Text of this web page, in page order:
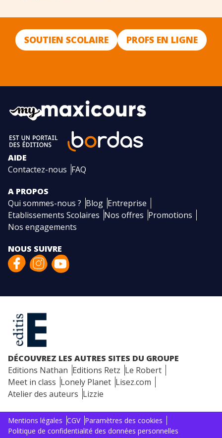
SOUTIEN SCOLAIRE PROFS EN LIGNE
AIDE
Contactez-nous FAQ
A PROPOS
Qui sommes-nous ? Blog Entreprise
Etablissements Scolaires Nos offres Promotions
Nos engagements
NOUS SUIVRE
DÉCOUVREZ LES AUTRES SITES DU GROUPE
Editions Nathan Editions Retz Le Robert
Meet in class Lonely Planet Lisez.com
Atelier des auteurs Lizzie
Mentions légales CGV Paramètres des cookies
Politique de confidentialité des données personnelles